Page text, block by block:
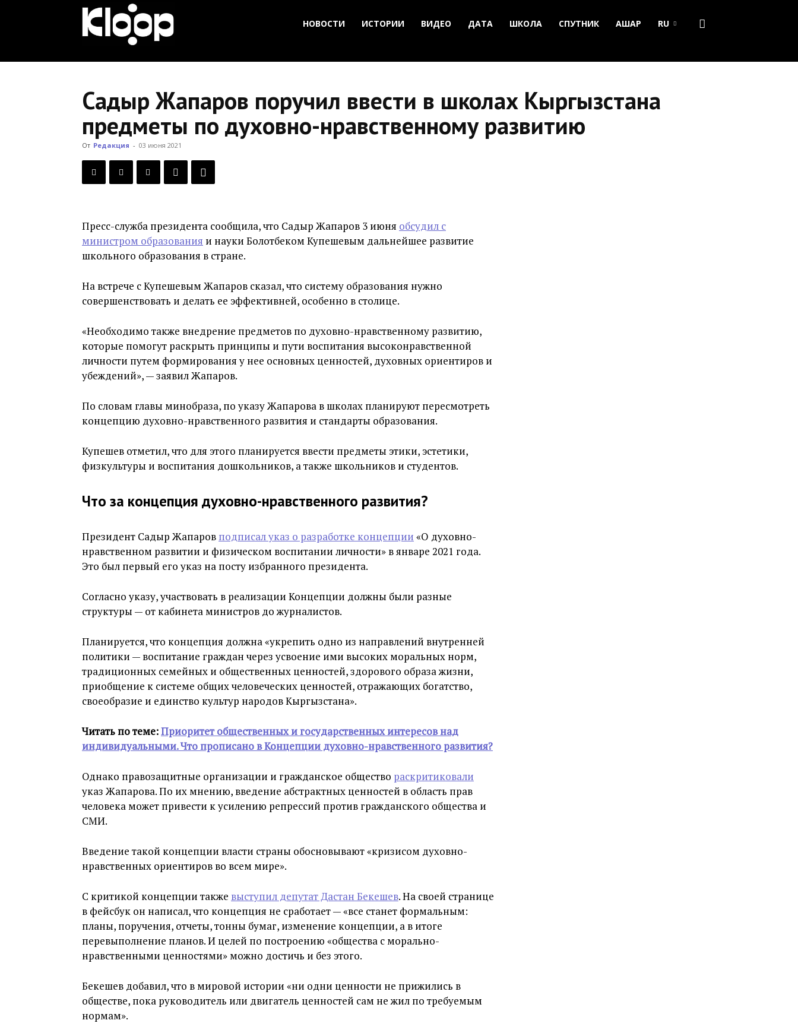
Новости
Кыргызстана
НОВОСТИ ИСТОРИИ ВИДЕО ДАТА ШКОЛА СПУТНИК АШАР RU
Садыр Жапаров поручил ввести в школах Кыргызстана
предметы по духовно-нравственному развитию
От Редакция - 03 июня 2021
Пресс-служба президента сообщила, что Садыр Жапаров 3 июня обсудил с
министром образования и науки Болотбеком Купешевым дальнейшее развитие
школьного образования в стране.
На встрече с Купешевым Жапаров сказал, что систему образования нужно
совершенствовать и делать ее эффективней, особенно в столице.
«Необходимо также внедрение предметов по духовно-нравственному развитию,
которые помогут раскрыть принципы и пути воспитания высоконравственной
личности путем формирования у нее основных ценностей, духовных ориентиров и
убеждений», — заявил Жапаров.
По словам главы минобраза, по указу Жапарова в школах планируют пересмотреть
концепцию духовно-нравственного развития и стандарты образования.
Купешев отметил, что для этого планируется ввести предметы этики, эстетики,
физкультуры и воспитания дошкольников, а также школьников и студентов.
Что за концепция духовно-нравственного развития?
Президент Садыр Жапаров подписал указ о разработке концепции «О духовно-
нравственном развитии и физическом воспитании личности» в январе 2021 года.
Это был первый его указ на посту избранного президента.
Согласно указу, участвовать в реализации Концепции должны были разные
структуры — от кабинета министров до журналистов.
Планируется, что концепция должна «укрепить одно из направлений внутренней
политики — воспитание граждан через усвоение ими высоких моральных норм,
традиционных семейных и общественных ценностей, здорового образа жизни,
приобщение к системе общих человеческих ценностей, отражающих богатство,
своеобразие и единство культур народов Кыргызстана».
Читать по теме:Приоритет общественных и государственных интересов над
индивидуальными. Что прописано в Концепции духовно-нравственного развития?
Однако правозащитные организации и гражданское общество раскритиковали
указ Жапарова. По их мнению, введение абстрактных ценностей в область прав
человека может привести к усилению репрессий против гражданского общества и
СМИ.
Введение такой концепции власти страны обосновывают «кризисом духовно-
нравственных ориентиров во всем мире».
С критикой концепции также выступил депутат Дастан Бекешев. На своей странице
в фейсбук он написал, что концепция не сработает — «все станет формальным:
планы, поручения, отчеты, тонны бумаг, изменение концепции, а в итоге
перевыполнение планов. И целей по построению «общества с морально-
нравственными ценностями» можно достичь и без этого.
Бекешев добавил, что в мировой истории «ни одни ценности не прижились в
обществе, пока руководитель или двигатель ценностей сам не жил по требуемым
нормам».